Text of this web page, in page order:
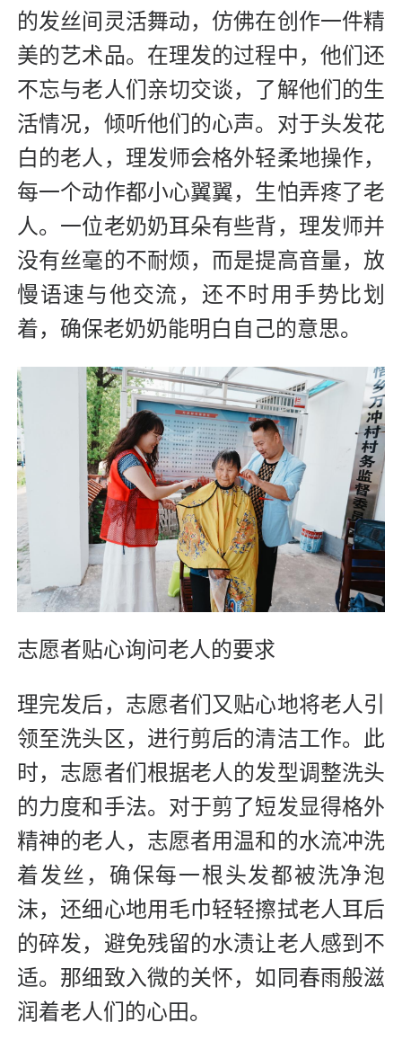
的发丝间灵活舞动，仿佛在创作一件精
美的艺术品。在理发的过程中，他们还
不忘与老人们亲切交谈，了解他们的生
活情况，倾听他们的心声。对于头发花
白的老人，理发师会格外轻柔地操作，
每一个动作都小心翼翼，生怕弄疼了老
人。一位老奶奶耳朵有些背，理发师并
没有丝毫的不耐烦，而是提高音量，放
慢语速与他交流，还不时用手势比划
着，确保老奶奶能明白自己的意思。
志愿者贴心询问老人的要求
理完发后，志愿者们又贴心地将老人引
领至洗头区，进行剪后的清洁工作。此
时，志愿者们根据老人的发型调整洗头
的力度和手法。对于剪了短发显得格外
精神的老人，志愿者用温和的水流冲洗
着发丝，确保每一根头发都被洗净泡
沫，还细心地用毛巾轻轻擦拭老人耳后
的碎发，避免残留的水渍让老人感到不
适。那细致入微的关怀，如同春雨般滋
润着老人们的心田。